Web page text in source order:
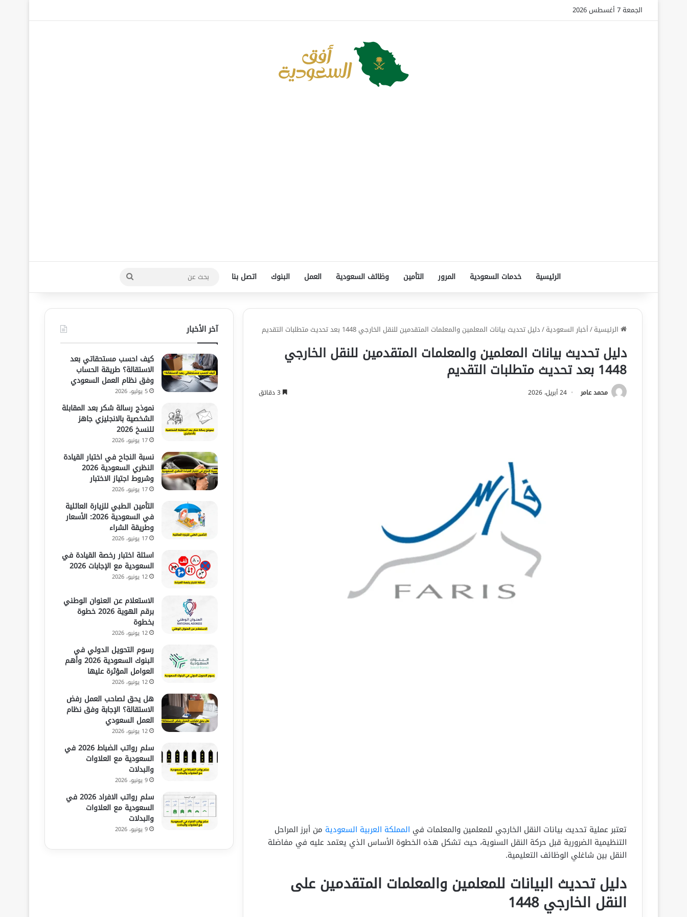
الجمعة 7 أغسطس 2026
الرئيسية خدمات السعودية المرور التأمين وظائف السعودية العمل البنوك اتصل بنا
بحث
عن
الرئيسية/أخبار السعودية/دليل تحديث بيانات المعلمين والمعلمات المتقدمين للنقل الخارجي 1448 بعد تحديث متطلبات التقديم
دليل تحديث بيانات المعلمين والمعلمات المتقدمين للنقل الخارجي
1448 بعد تحديث متطلبات التقديم
محمد عامر 24 أبريل، 2026
تعتبر عملية تحديث بيانات النقل الخارجي للمعلمين والمعلمات في المملكة العربية السعودية من أبرز المراحل
التنظيمية الضرورية قبل حركة النقل السنوية، حيث تشكل هذه الخطوة الأساس الذي يعتمد عليه في مفاضلة
النقل بين شاغلي الوظائف التعليمية.
دليل تحديث البيانات للمعلمين والمعلمات المتقدمين على
النقل الخارجي 1448
آخر الأخبار
كيف احسب مستحقاتي بعد
الاستقالة؟ طريقة الحساب
وفق نظام العمل السعودي
5 يوليو، 2026
نموذج رسالة شكر بعد المقابلة
الشخصية بالانجليزي جاهز
للنسخ 2026
17 يونيو، 2026
نسبة النجاح في اختبار القيادة
النظري السعودية 2026
وشروط اجتياز الاختبار
17 يونيو، 2026
التأمين الطبي للزيارة العائلية
في السعودية 2026: الأسعار
وطريقة الشراء
17 يونيو، 2026
اسئلة اختبار رخصة القيادة في
السعودية مع الإجابات 2026
12 يونيو، 2026
الاستعلام عن العنوان الوطني
برقم الهوية 2026 خطوة
بخطوة
12 يونيو، 2026
رسوم التحويل الدولي في
البنوك السعودية 2026 وأهم
العوامل المؤثرة عليها
12 يونيو، 2026
هل يحق لصاحب العمل رفض
الاستقالة؟ الإجابة وفق نظام
العمل السعودي
12 يونيو، 2026
سلم رواتب الضباط 2026 في
السعودية مع العلاوات
والبدلات
9 يونيو، 2026
سلم رواتب الافراد 2026 في
السعودية مع العلاوات
والبدلات
9 يونيو، 2026